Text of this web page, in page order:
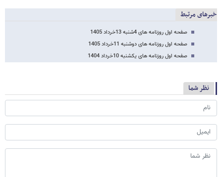
خبرهای مرتبط
صفحه اول روزنامه های 4شنبه 13خرداد 1405
صفحه اول روزنامه های دوشنبه 11خرداد 1405
صفحه اول روزنامه های یکشنبه 10خرداد 1404
نظر شما